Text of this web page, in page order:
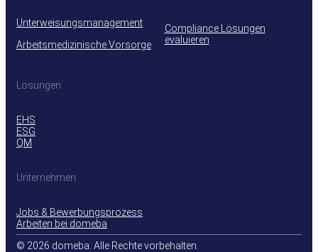
Unterweisungsmanagement
Arbeitsmedizinische Vorsorge
Compliance Lösungen
evaluieren
Lösungen
EHS
ESG
QM
Unternehmen
Jobs & Bewerbungsprozess
Arbeiten bei domeba
© 2026 domeba. Alle Rechte vorbehalten.